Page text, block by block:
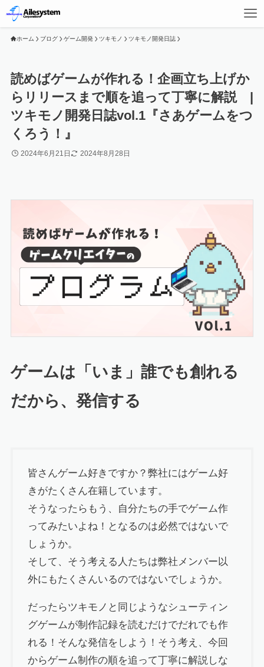
ホーム ブログ ゲーム開発 ツキモノ ツキモノ開発日誌
読めばゲームが作れる！企画立ち上げか
らリリースまで順を追って丁寧に解説 |
ツキモノ開発日誌vol.1『さあゲームをつ
くろう！』
2024年6月21日 2024年8月28日
ゲームは「いま」誰でも創れる
だから、発信する
皆さんゲーム好きですか？弊社にはゲーム好
きがたくさん在籍しています。
そうなったらもう、自分たちの手でゲーム作
ってみたいよね！となるのは必然ではないで
しょうか。
そして、そう考える人たちは弊社メンバー以
外にもたくさんいるのではないでしょうか。
だったらツキモノと同じようなシューティン
グゲームが制作記録を読むだけでだれでも作
れる！そんな発信をしよう！そう考え、今回
からゲーム制作の順を追って丁寧に解説しな